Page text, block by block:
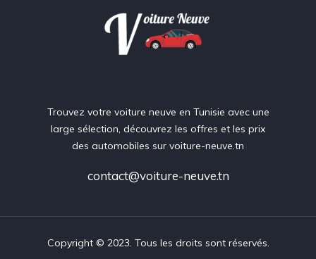
Trouvez votre voiture neuve en Tunisie avec une
large sélection, découvrez les offres et les prix
des automobiles sur voiture-neuve.tn
contact@voiture-neuve.tn
Copyright © 2023. Tous les droits sont réservés.